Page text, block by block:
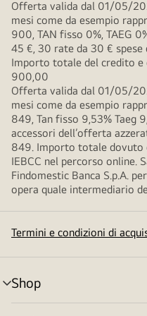
Offerta valida dal 01/05/
mesi come da esempio
900, TAN fisso 0%, TAEG
45 €, 30 rate da 30 € spese
Importo totale del credito e
900,00
Offerta valida dal 01/05/
mesi come da esempio
849, Tan fisso 9,53% Taeg
accessori dell’offerta
849. Importo totale dovuto
IEBCC nel percorso online.
Findomestic Banca S.p.A.
opera quale intermediario
Termini e condizioni di
Shop
Attivazione
menu